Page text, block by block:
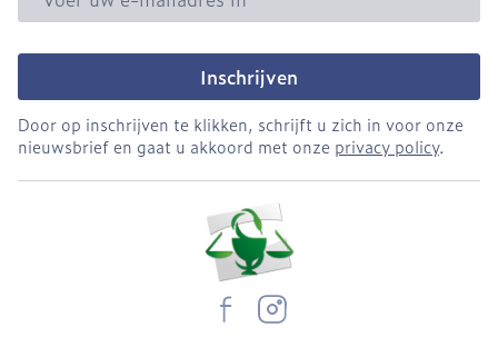
Inschrijven
Door op inschrijven te klikken, schrijft u zich in voor onze
nieuwsbrief en gaat u akkoord met onze privacy policy.